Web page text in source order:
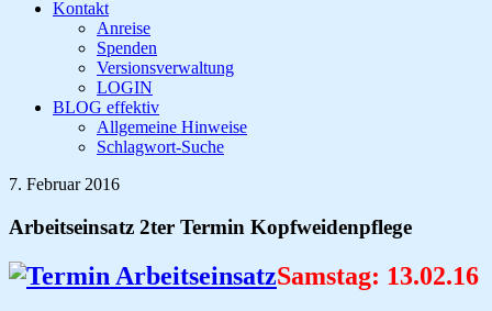
Kontakt
Anreise
Spenden
Versionsverwaltung
LOGIN
BLOG effektiv
Allgemeine Hinweise
Schlagwort-Suche
7. Februar 2016
Arbeitseinsatz 2ter Termin Kopfweidenpflege
Samstag: 13.02.16